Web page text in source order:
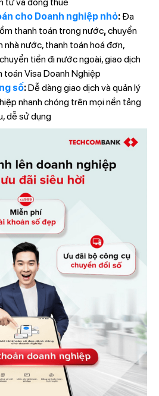
cho Doanh nghiệp nhỏ: Đa
thanh toán trong nước,chuyển
nhà nước, thanh toán hoá đơn,
tiền đi nước ngoài, giao dịch
toán Visa Doanh Nghiệp
số:Dễ dàng giao dịch và quản lý
nhanh chóng trên mọi nền tảng
dễ sử dụng